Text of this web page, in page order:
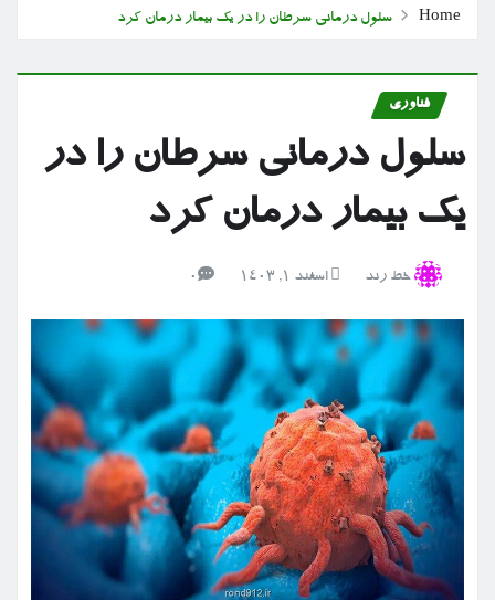
Home سلول درمانی سرطان را در یک بیمار درمان کرد
فناوری
سلول درمانی سرطان را در
یک بیمار درمان کرد
خط رند اسفند ۱, ۱۴۰۳ 0